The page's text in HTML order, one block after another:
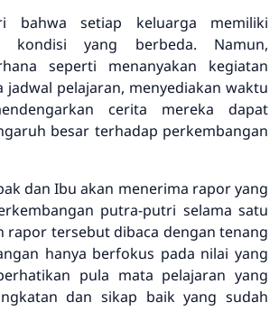
bahwa setiap keluarga memiliki
kondisi yang berbeda. Namun,
seperti menanyakan kegiatan
jadwal pelajaran, menyediakan waktu
cerita mereka dapat
besar terhadap perkembangan
dan Ibu akan menerima rapor yang
putra-putri selama satu
rapor tersebut dibaca dengan tenang
hanya berfokus pada nilai yang
pula mata pelajaran yang
dan sikap baik yang sudah